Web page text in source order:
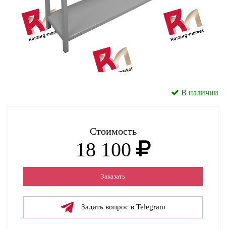
В наличии
Стоимость
18 100
Заказать
Задать вопрос в Telegram